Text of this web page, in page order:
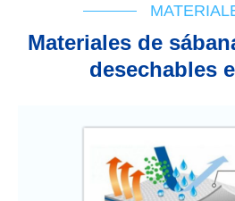
Materiales de
desechables